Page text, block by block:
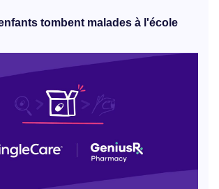
tombent malades à l'école